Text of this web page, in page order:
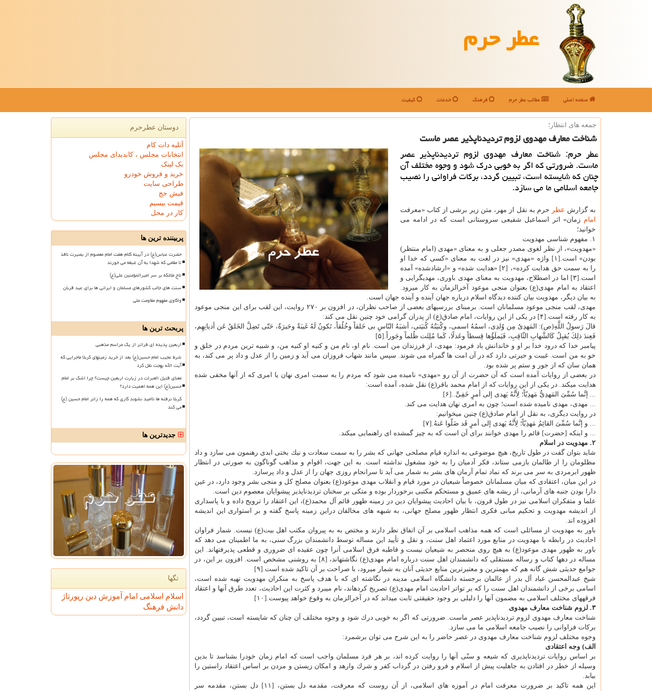
عطر حرم
صفحه اصلی مطالب عطر حرم فرهنگ خدمات کیفیت
جمعه های انتظار؛
شناخت معارف مهدوی لزوم تردیدناپذیر عصر ماست
عطر حرم: شناخت معارف مهدوی لزوم تردیدناپذیر عصر
ماست. ضرورتی كه اگر به خوبی درك شود و وجوه مختلف آن
چنان كه شایسته است، تبیین گردد، بركات فراوانی را نصیب
جامعه اسلامی ما می سازد.
به گزارش عطر حرم به نقل از مهر، متن زیر برشی از كتاب «معرفت
امام زمان» اثر اسماعیل شفیعی سروستانی است كه در ادامه می
خوانید؛
۱. مفهوم شناسی مهدویت
«مهدویت»، از نظر لغوی مصدر جعلی و به معنای «مهدی (امام منتظر)
بودن» است.[۱] واژه «مهدی» نیز در لغت به معنای «كسی كه خدا او
را به سمت حق هدایت كرده»، [۲] «هدایت شده» و «ارشاد­شده» آمده
است.[۳] اما در اصطلاح، مهدویت به معنای مهدی باوری، مهدی­گرایی و
اعتقاد به امام مهدی(ع) بعنوان منجی موعود آخرالزمان به كار می­رود.
به بیان دیگر، مهدویت بیان كننده دیدگاه اسلام درباره جهان آینده و آینده جهان است.
مهدی، لقب منجی موعود مسلمانان است. برمبنای بررسی­های بعضی از صاحب نظران، در افزون بر ۲۷۰ روایت، این لقب برای این منجی موعود
به كار رفته است.[۴] در یكی از این روایات، امام صادق(ع) از پدران گرامی خود چنین نقل می كند:
قالَ رَسولُ اللَّهِ(ص): المَهدِیُ مِن وُلدِی، اسمُهُ اسمی، وكُنیَتُهُ كُنیَتی، أشبَهُ النّاسِ بی خَلقاً وخُلُقاً، تَكونُ لَهُ غَیبَةٌ وحَیرَةٌ، حَتّی تَضِلَّ الخَلقُ عَن أدیانِهِم،
فَعِندَ ذلِكَ یُقبِلُ كَالشَّهابِ الثّاقِبِ، فَیَملَؤُها قِسطاً وعَدلًا، كَما مُلِئَت ظُلماً وجَوراً.[۵]
پیامبر خدا كه درود خدا بر او و خاندانش باد فرمود: مهدی، از فرزندان من است. نام او، نام من و كنیه او كنیه من، و شبیه ترین مردم در خلق و
خو به من است. غیبت و حیرتی دارد كه در آن امت ها گمراه می شوند. سپس مانند شهاب فروزان می آید و زمین را از عدل و داد پر می كند، به
همان سان كه از جور و ستم پر شده بود.
در بعضی از روایات آمده است كه آن حضرت از آن رو «مهدی» نامیده می شود كه مردم را به سمت امری نهان یا امری كه از آنها مخفی شده
هدایت می­كند. در یكی از این روایات كه از امام محمد باقر(ع) نقل شده، آمده است:
... إنَّما سُمِّیَ المَهدِیُّ مَهدِیّاً؛ لِأَنَّهُ یَهدی إلی أمرٍ خَفِیٍّ..[۶]
... مهدی، مهدی نامیده شده است؛ چون به امری نهان هدایت می كند.
در روایت دیگری، به نقل از امام صادق(ع) چنین می­خوانیم:
... و إنَّما سُمِّیَ القائِمُ مَهدِیّاً؛ لِأَنَّهُ یَهدی إلی أمرٍ قَد ضَلّوا عَنهُ.[۷]
... و اینكه [حضرت] قائم را مهدی خوانند برای آن است كه به چیز گمشده ای راهنمایی می­كند.
۲. مهدویت در اسلام
شاید بتوان گفت در طول تاریخ، هیچ موضوعی به اندازه قیام مصلحی جهانی كه بشر را به سمت سعادت و نیك بختی ابدی رهنمون می سازد و داد
مظلومان را از ظالمان بازمی ستاند، فكر آدمیان را به خود مشغول نداشته است. به این جهت، اقوام و مذاهب گوناگون به صورتی در انتظار
ظهور ابرمردی به سر می برند كه نماد تمام آرمان های بشر به شمار می آید تا سرانجام روزی جهان را از عدل و داد پرسازد.
در این میان، اعتقادی كه میان مسلمانان خصوصاً شیعیان در مورد قیام و انقلاب مهدی موعود(ع) بعنوان مصلح كل و منجی بشر وجود دارد، در عین
دارا بودن جنبه های آرمانی، از ریشه های عمیق و مستحكم مكتبی برخوردار بوده و متكی بر سخنان تردیدناپذیر پیشوایان معصوم دین است.
علما و متفكران اسلامی نیز در طول قرون، با بیان احادیث پیشوایان دین در زمینه ظهور قائم آل محمد(ع)، این اعتقاد را ترویج داده و با پاسداری
از اندیشه مهدویت و تحكیم مبانی فكری انتظار ظهور مصلح جهانی، به شبهه های مخالفان دراین زمینه پاسخ گفته و بر استواری این اندیشه
افزوده اند.
باور به مهدویت از مسائلی است كه همه مذاهب اسلامی بر آن اتفاق نظر دارند و مختص به به پیروان مكتب اهل بیت(ع) نیست. شمار فراوان
احادیث در رابطه با مهدویت در منابع مورد اعتماد اهل سنت، و نقل و تأیید این مساله توسط دانشمندان بزرگ سنی، به ما اطمینان می دهد كه
باور به ظهور مهدی موعود(ع) به هیچ روی منحصر به شیعیان نیست و قاطبه فرق اسلامی آنرا چون عقیده ای ضروری و قطعی پذیرفته­اند. این
مساله در ده­ها كتاب و رساله مستقلی كه دانشمندان اهل سنت درباره امام مهدی(ع) نگاشته­اند، [۸] به روشنی مشخص است. افزون بر این، در
جوامع حدیثی شش گانه هم كه مهم­ترین و معتبرترین منابع حدیثی آنان به شمار می­رود، با صراحت بر آن تاكید شده است.[۹]
شیخ عبدالمحسن عباد آل بدر از عالمان برجسته دانشگاه اسلامی مدینه در نگاشته ای كه با هدف پاسخ به منكران مهدویت تهیه شده است،
اسامی برخی از دانشمندان اهل سنت را كه بر تواتر احادیث امام مهدی(ع) تصریح كرده­اند، نام می­برد و كثرت این احادیث، تعدد طرق آنها و اعتقاد
فرقه­های مختلف اسلامی به مضمون آنها را دلیلی بر وجود حقیقتی ثابت می­داند كه در آخرالزمان به وقوع خواهد پیوست.[۱۰]
۳. لزوم شناخت معارف مهدوی
شناخت معارف مهدوی لزوم تردیدناپذیر عصر ماست. ضرورتی كه اگر به خوبی درك شود و وجوه مختلف آن چنان كه شایسته است، تبیین گردد،
بركات فراوانی را نصیب جامعه اسلامی ما می سازد.
وجوه مختلف لزوم شناخت معارف مهدوی در عصر حاضر را به این شرح می توان برشمرد:
الف) وجه اعتقادی
بر اساس روایات تردیدناپذیری كه شیعه و سنّی آنها را روایت كرده اند، بر هر فرد مسلمان واجب است كه امام زمان خودرا بشناسد تا بدین
وسیله از خطر در افتادن به جاهلیت پیش از اسلام و فرو رفتن در گرداب كفر و شرك وارهد و امكان زیستن و مردن بر اساس اعتقاد راستین را
بیابد.
این همه تاكید بر ضرورت معرفت امام در آموزه های اسلامی، از آن روست كه معرفت، مقدمه دل بستن، [۱۱] دل بستن، مقدمه سر
دوستان عطرحرم
آتلیه دات کام
انتخابات مجلس ، کاندیدای مجلس
بک لینک
خرید و فروش خودرو
طراحی سایت
فیش حج
قیمت بیسیم
کار در محل
پربیننده ترین ها
حضرت عباس(ع) در آیینه کلام هفت امام معصوم از بصیرت نافذ
تا مقامی که شهدا به آن غبطه می خورند
تاج ملائکه بر سر امیرالمؤمنین علی(ع)
سنت های جالب کشورهای مسلمان و ایرانی ها برای عید قربان
واکاوی مفهوم مقاومت ملی
پربحث ترین ها
اربعین پدیده ای فراتر از یک مراسم مذهبی
شرط عجیب امام حسین(ع) بعد از خرید زمینهای کربلا ماجرایی که
آیت الله بهجت نقل کرد
معنای قتیل العبرات در زیارت اربعین چیست؟ چرا اشک بر امام
حسین(ع) این همه اهمیت دارد؟
کربلا نرفته ها ناامید نشوند کاری که همه را زائر امام حسین (ع)
می کند
جدیدترین ها
تگها
اسلام اسلامی امام آموزش دین رپورتاژ
دانش فرهنگ